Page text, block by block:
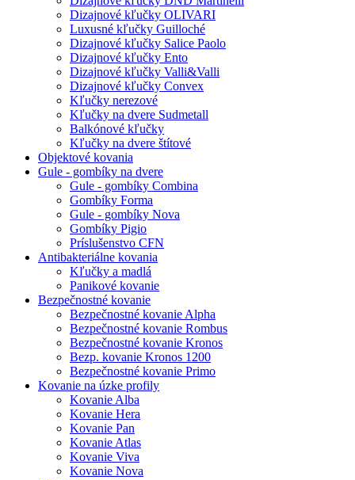
Dizajnové kľučky OLIVARI
Luxusné kľučky Guilloché
Dizajnové kľučky Salice Paolo
Dizajnové kľučky Ento
Dizajnové kľučky Valli&Valli
Dizajnové kľučky Convex
Kľučky nerezové
Kľučky na dvere Sudmetall
Balkónové kľučky
Kľučky na dvere štítové
Objektové kovania
Gule - gombíky na dvere
Gule - gombíky Combina
Gombíky Forma
Gule - gombíky Nova
Gombíky Pigio
Príslušenstvo CFN
Antibakteriálne kovania
Kľučky a madlá
Panikové kovanie
Bezpečnostné kovanie
Bezpečnostné kovanie Alpha
Bezpečnostné kovanie Rombus
Bezpečnostné kovanie Kronos
Bezp. kovanie Kronos 1200
Bezpečnostné kovanie Primo
Kovanie na úzke profily
Kovanie Alba
Kovanie Hera
Kovanie Pan
Kovanie Atlas
Kovanie Viva
Kovanie Nova